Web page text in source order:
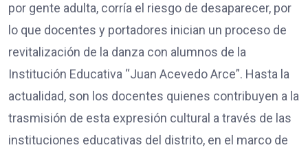
por gente adulta, corría el riesgo de desaparecer, por
lo que docentes y portadores inician un proceso de
revitalización de la danza con alumnos de la
Institución Educativa “Juan Acevedo Arce”. Hasta la
actualidad, son los docentes quienes contribuyen a la
trasmisión de esta expresión cultural a través de las
instituciones educativas del distrito, en el marco de